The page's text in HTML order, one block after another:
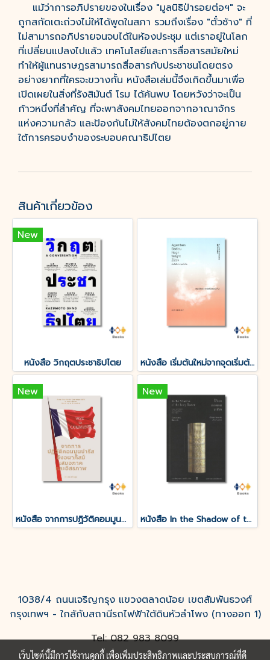
แม้ว่าการอภิปรายของในเรื่อง "มูลนิธิป่ารอยต่อฯ" จะ
ถูกสกัดเตะถ่วงไม่ให้ได้พูดในสภา รวมถึงเรื่อง "ตั๋วช้าง" ที่
ไม่สามารถอภิปรายจนจบได้ในห้องประชุม แต่เราอยู่ในโลก
ที่เปลี่ยนแปลงไปแล้ว เทคโนโลยีและการสื่อสารสมัยใหม่
ทำให้ผู้แทนราษฎรสามารถสื่อสารกับประชาชนโดยตรง
อย่างยากที่ใครจะขวางกั้น หนังสือเล่มนี้จึงเกิดขึ้นมาเพื่อ
เปิดเผยในสิ่งที่รังสิมันต์ โรม ได้ค้นพบ โดยหวังว่าจะเป็น
ก้าวหนึ่งที่สำคัญ ที่จะพาสังคมไทยออกจากอาณาจักร
แห่งความกลัว และป้องกันไม่ให้สังคมไทยต้องตกอยู่ภาย
ใต้การครอบงำของระบอบคณาธิปไตย
สินค้าเกี่ยวข้อง
New
หนังสือ วิกฤตประชาธิปไตย หนังสือ เริ่มต้นใหม่จากจุดเริ่มต้น : ทฤษฎีสังคมมาร์กซิสในศตวรรษที่ 21
New
หนังสือ จากการปฏิวัติคอมมูนปารีส ถึงอนาคิสม์ เสมอภาคและอิสรภาพ
New
หนังสือ In the Shadow of the Ivory Tower:ใต้เงาหอคอยงาช้าง
1038/4 ถนนเจริญกรุง แขวงตลาดน้อย เขตสัมพันธวงศ์
กรุงเทพฯ - ใกล้กับสถานีรถไฟฟ้าใต้ดินหัวลำโพง (ทางออก 1)
Tel: 082 983 8099
เว็บไซต์นี้มีการใช้งานคุกกี้ เพื่อเพิ่มประสิทธิภาพและประสบการณ์ที่ดี